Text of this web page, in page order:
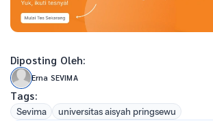
Diposting Oleh:
Erna SEVIMA
Tags:
Sevima universitas aisyah pringsewu